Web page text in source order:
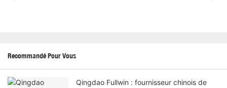
Recommandé Pour Vous
Qingdao Fullwin : fournisseur chinois de